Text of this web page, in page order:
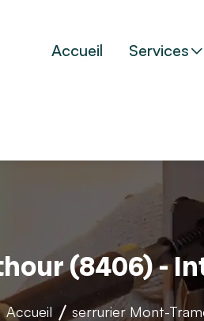
Accueil Services
(8406) -
Accueil serrurier Mont-